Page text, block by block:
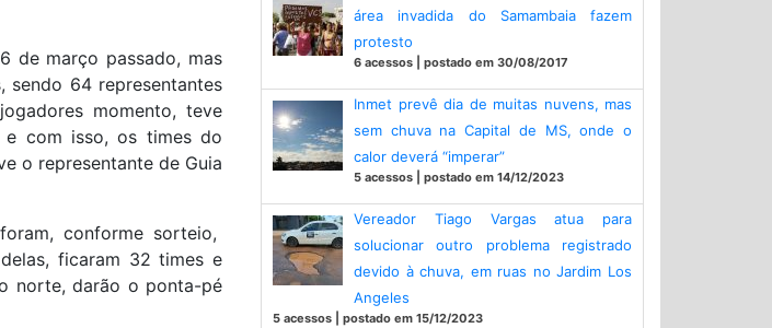
de março passado, mas
sendo 64 representantes
momento, teve
e com isso, os times do
o representante de Guia
conforme sorteio,
ficaram 32 times e
norte, darão o ponta-pé
área invadida do Samambaia fazem
protesto
6 acessos | postado em 30/08/2017
Inmet prevê dia de muitas nuvens, mas
sem chuva na Capital de MS, onde o
calor deverá “imperar”
5 acessos | postado em 14/12/2023
Vereador Tiago Vargas atua para
solucionar outro problema registrado
devido à chuva, em ruas no Jardim Los
Angeles
5 acessos | postado em 15/12/2023